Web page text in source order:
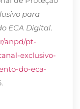
para
ECA Digital.
anpd/pt-
exclusivo-
do-eca-